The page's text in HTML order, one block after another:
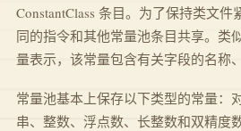
ConstantClass 条目。为了保持类文
同的指令和其他常量池条目共享。类
量表示，该常量包含有关字段的名称
常量池基本上保存以下类型的常量：
串、整数、浮点数、长整数和双精度